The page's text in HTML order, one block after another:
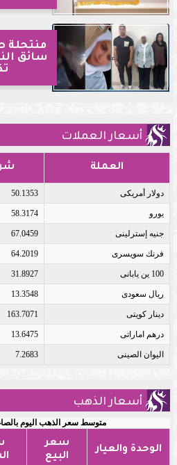
منتحلة
سائق
أسعار العملات
العملة
دولار أمريكى 50.1353
يورو 58.3174
جنيه إسترلينى 67.0459
فرنك سويسرى 64.2019
100 ين يابانى 31.8927
ريال سعودى 13.3548
دينار كويتى 163.7071
درهم اماراتى 13.6475
اليوان الصينى 7.2683
أسعار الذهب
متوسط سعر الذهب اليوم
الوحدة والعيار
سعر
البيع